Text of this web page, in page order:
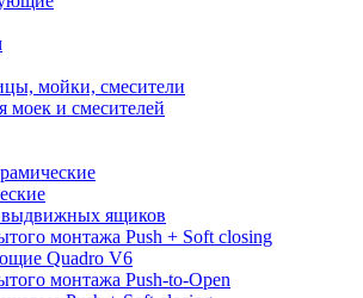
мойки, смесители
и смесителей
ящиков
монтажа Push + Soft closing
Quadro V6
монтажа Push-to-Open